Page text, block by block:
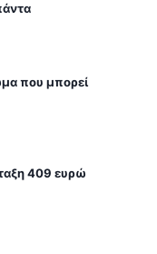
που μπορεί
409 ευρώ